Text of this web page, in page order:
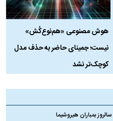
هوش مصنوعی «هم‌نوع‌کُش»
نیست؛ جمینای حاضر به حذف مدل
کوچک‌تر نشد
بمباران هیروشیما